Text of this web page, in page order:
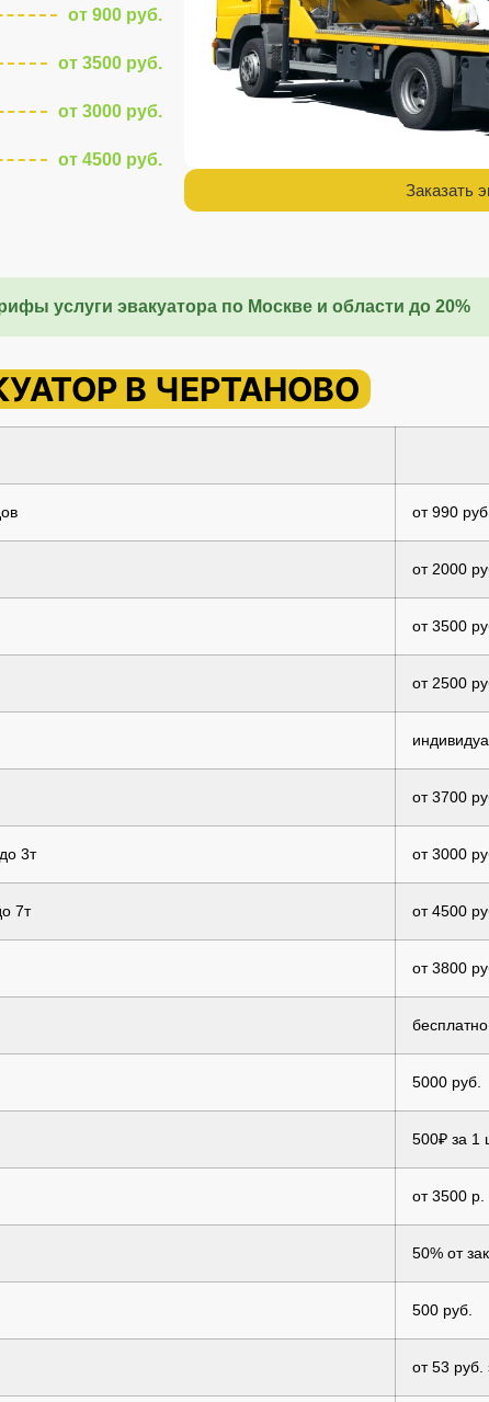
от 900 руб.
от 3500 руб.
от 3000 руб.
от 4500 руб.
Заказать
услуги эвакуатора по Москве и области до 20%
В ЧЕРТАНОВО
от 990
от 2000
от 3500
от 2500
от 3700
3т от 3000
7т от 4500
от 3800
бесплатно
5000 руб.
500₽ за 1
от 3500 р.
50% от
500 руб.
от 53 руб.